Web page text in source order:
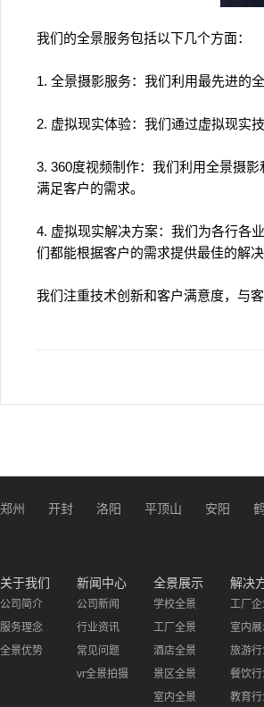
我们的全景服务包括以下几个方面：
1. 全景摄影服务：我们利用最先进的
2. 虚拟现实体验：我们通过虚拟现实
3. 360度视频制作：我们利用全景摄
满足客户的需求。
4. 虚拟现实解决方案：我们为各行各
们都能根据客户的需求提供最佳的解决
我们注重技术创新和客户满意度，与
郑州 开封 洛阳 平顶山 安阳
关于我们
公司简介
服务理念
全景优势
新闻中心
公司新闻
行业资讯
常见问题
vr全景拍摄
全景展示
学校全景
工厂全景
酒店全景
景区全景
室内全景
解决
工厂
室内
旅游
餐饮
教育